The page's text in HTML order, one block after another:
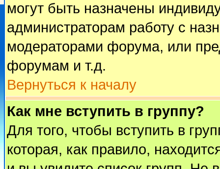
могут быть назначены
администраторам работу с
модераторами форума, или
форумам и т.д.
Вернуться к началу
Как мне вступить в группу?
Для того, чтобы вступить в
которая, как правило,